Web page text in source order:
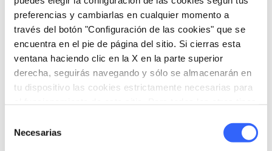
preferencias y cambiarlas en cualquier momento a
través del botón "Configuración de las cookies" que se
encuentra en el pie de página del sitio. Si cierras esta
ventana haciendo clic en la X en la parte superior
derecha, seguirás navegando y sólo se almacenarán en
tu dispositivo las cookies estrictamente necesarias para
Necesarias
question_mark question_mark question_mark question_mark question_mark